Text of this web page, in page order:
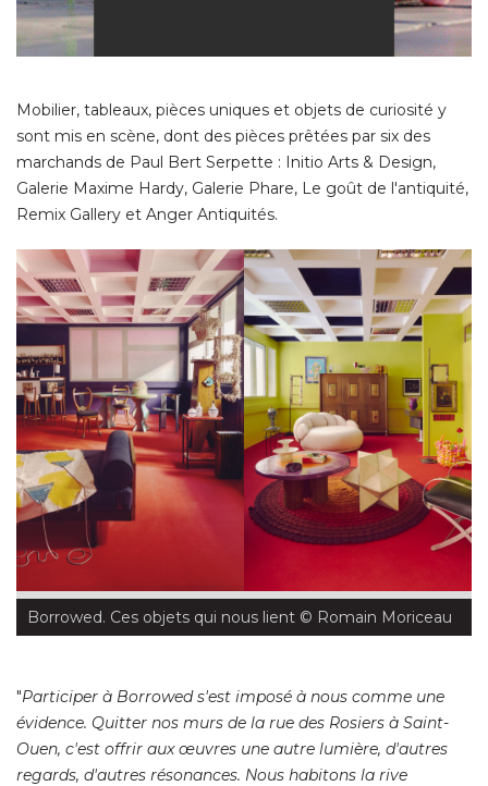
Mobilier, tableaux, pièces uniques et objets de curiosité y
sont mis en scène, dont des pièces prêtées par six des
marchands de Paul Bert Serpette : Initio Arts & Design,
Galerie Maxime Hardy, Galerie Phare, Le goût de l'antiquité,
Remix Gallery et Anger Antiquités.
Borrowed. Ces objets qui nous lient © Romain Moriceau
"Participer à Borrowed s'est imposé à nous comme une
évidence. Quitter nos murs de la rue des Rosiers à Saint-
Ouen, c'est offrir aux œuvres une autre lumière, d'autres
regards, d'autres résonances. Nous habitons la rive